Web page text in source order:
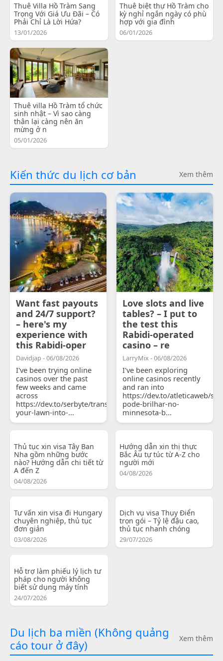
Thuê Villa Hồ Tràm Sang
Trọng Với Giá Ưu Đãi – Có
Phải Chỉ Là Lời Hứa?
13/01/2026
Thuê biệt thự Hồ Tràm cho
kỳ nghỉ ngắn ngày có phù
hợp với gia đình
06/01/2026
Thuê villa Hồ Tràm tổ chức
sinh nhật – Vì sao càng
thân lại càng nên ăn
mừng ở n
05/01/2026
Kiến thức du lịch cơ bản Xem thêm
Want fast payouts
and 24/7 support?
– here's my
experience with
this Rabidi-oper
Davidjap - 06/08/2026
I've been trying online
casinos over the past
few weeks and came
across
https://dev.to/serbyte/transform-
your-lawn-into-...
Love slots and live
tables? – I put to
the test this
Rabidi-operated
casino – re
LarryMix - 06/08/2026
I've been exploring
online casinos recently
and ran into
https://dev.to/atleticaweb/
pode-brilhar-no-
minnesota-b...
Thủ tục xin visa Tây Ban
Nha gồm những bước
nào? Hướng dẫn chi tiết từ
A đến Z
04/08/2026
Hướng dẫn xin thị thực
Bắc Âu tự túc từ A-Z cho
người mới
04/08/2026
Tư vấn xin visa đi Hungary
chuyên nghiệp, thủ tục
đơn giản
03/08/2026
Dịch vụ visa Thụy Điển
trọn gói – Tỷ lệ đậu cao,
thủ tục nhanh chóng
29/07/2026
Hỗ trợ làm phiếu lý lịch tư
pháp cho người không
biết sử dụng máy tính
24/07/2026
Du lịch ba miền (Không quảng
cáo tour ở đây)
Xem thêm